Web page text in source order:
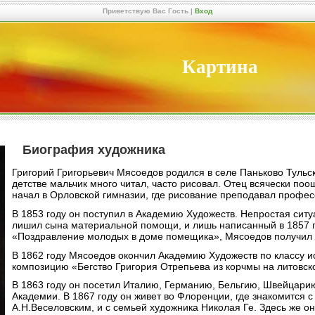
Приветствую Вас Гость | Вход
Картина
Биография художника
Григорий Григорьевич Мясоедов родился в селе Паньково
детстве мальчик много читал, часто рисовал. Отец всячески
начал в Орловской гимназии, где рисование преподавал
В 1853 году он поступил в Академию Художеств. Непростая
лишил сына материальной помощи, и лишь написанный в 1857
«Поздравление молодых в доме помещика», Мясоедов
В 1862 году Мясоедов окончил Академию Художеств по классу
композицию «Бегство Григория Отрепьева из корчмы на
В 1863 году он посетил Италию, Германию, Бельгию,
Академии. В 1867 году он живет во Флоренции, где знакомится
А.Н.Веселовским, и с семьей художника Николая Ге. Здесь же